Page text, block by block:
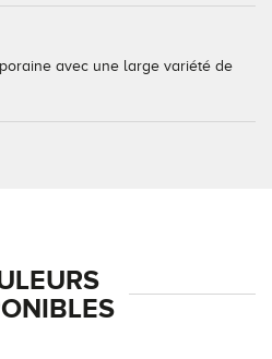
avec une large variété de